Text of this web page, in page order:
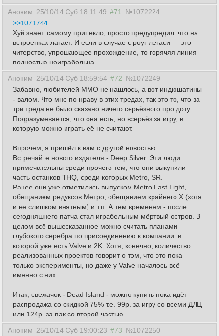
Аноним 25/10/14 Суб 18:11:49 #71
№1072224
>>1071744
Хуй знает, самому припекло, просто предупредил, что на
встроенках лагает. И если в случае с роуг легаси — это
читерство, упрошающее прохождение, то горячяя линия
полностью неиграбельна.
Аноним 25/10/14 Суб 18:59:54 #72 №1072249
Забавно, любителей MMO не нашлось, а вот индюшатины
- валом. Что мне по нраву в этих тредах, так это то, что за
три треда не было сказано ничего серьёзного про доту.
Подразумевается, что она есть, но всерьёз за игру, в
которую можно играть её не считают.
Впрочем, я пришёл к вам с другой новостью.
Встречайте нового издателя - Deep Silver. Эти люди
примечательны среди прочего тем, что они выкупили
часть останков THQ, среди которых Metro, SR.
Ранее они уже отметились выпуском Metro:Last Light,
обещанием редуксов Метро, обещанием крайнего X (хотя
и не слишком внятным) и т.п. А тем временем - после
сегодняшнего патча стал играбельным мёртвый остров. В
целом всё вышесказанное можно считать планами
глубокого серебра по присоединению к компании, в
которой уже есть Valve и 2K. Хотя, конечно, количество
реализованных проектов говорит о том, что это пока
только эксперименты, но даже у Valve началось всё
именно с них.
Итак, свежачок - Dead Island - можно купить пока идёт
распродажа со скидкой 75% т.е. 99р. за игру со всеми ДЛЦ
или 124р. за пак со второй частью.
Аноним 25/10/14 Суб 19:00:23 #73 №1072250